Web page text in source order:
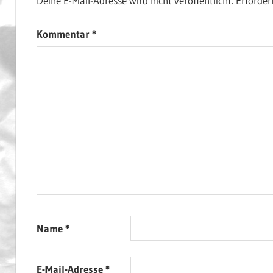
Kommentar*
Name*
E-Mail-Adresse*